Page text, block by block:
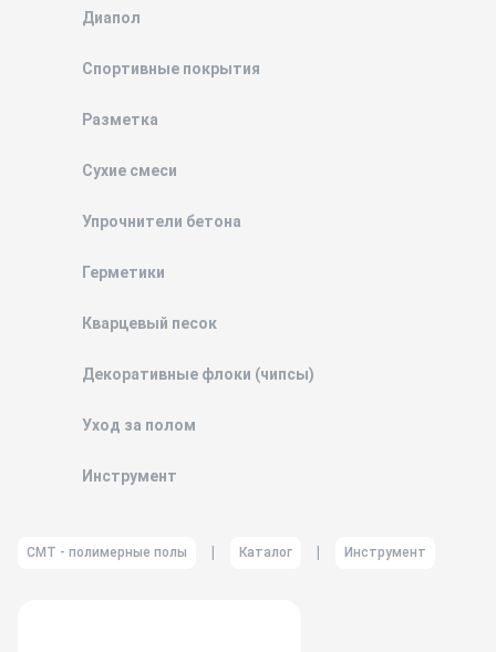
Диапол
Спортивные покрытия
Разметка
Сухие смеси
Упрочнители бетона
Герметики
Кварцевый песок
Декоративные флоки (чипсы)
Уход за полом
Инструмент
СМТ - полимерные полы Каталог Инструмент